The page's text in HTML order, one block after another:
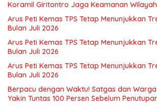
Koramil Giritontro Jaga Keamanan
Arus Peti Kemas TPS Tetap Menunjukkan
Bulan Juli 2026
Arus Peti Kemas TPS Tetap Menunjukkan
Bulan Juli 2026
Arus Peti Kemas TPS Tetap Menunjukkan
Bulan Juli 2026
Berpacu dengan Waktu! Satgas dan Warga
Yakin Tuntas 100 Persen Sebelum